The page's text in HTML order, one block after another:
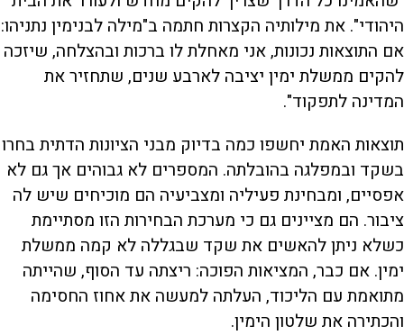
היהודי". את מילותיה הקצרות חתמה ב"מילה לבנימין נתניהו:
אם התוצאות נכונות, אני מאחלת לו ברכות ובהצלחה, שיזכה
להקים ממשלת ימין יציבה לארבע שנים, שתחזיר את
המדינה לתפקוד".
תוצאות האמת יחשפו כמה בדיוק מבני הציונות הדתית בחרו
בשקד ובמפלגה בהובלתה. המספרים לא גבוהים אך גם לא
אפסיים, ומבחינת פעיליה ומצביעיה הם מוכיחים שיש לה
ציבור. הם מציינים גם כי מערכת הבחירות הזו מסתיימת
כשלא ניתן להאשים את שקד שבגללה לא קמה ממשלת
ימין. אם כבר, המציאות הפוכה: ריצתה עד הסוף, שהייתה
מתואמת עם הליכוד, העלתה למעשה את אחוז החסימה
והכתירה את שלטון הימין.